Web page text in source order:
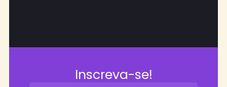
Inscreva-se!